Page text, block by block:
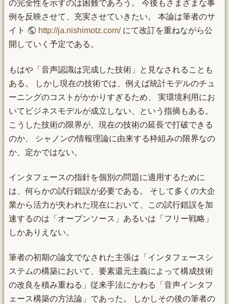
の完全性を示すのは困難であろう。 今後もさまざまな事
例を反映させて、充実させていきたい。 本論は筆者のサ
イト
http://ja.nishimotz.com/にて改訂を重ねながら公
開していく予定である。
もはや「音声認識は完成した技術」と見なされることも
ある。 しかし現在の技術では、例えば統計モデルのチュ
ーニングのコストがかかりすぎるため、 実環境利用にお
いてビジネスモデルが成立しない、という指摘もある。
こうした技術の限界が、現在の技術の延長で打破できる
のか、 シャノンの情報理論に由来する枠組みの限界なの
か、定かではない。
インタフェースの指針を個別の問題に適用するために
は、何らかの試行錯誤が必要である。 そして多くの大企
業から活力が失われた現在において、この試行錯誤を加
速するのは「オープンソース」あるいは「フリー戦略」
しかありえない。
筆者の初期の論文でなされた主張は「インタフェースシ
ステムの構築において、要素還元主義によって構成技術
の改良を積み重ねる」従来手法にかわる「音声インタフ
ェース構築の方法論」であった。 しかしその後の筆者の